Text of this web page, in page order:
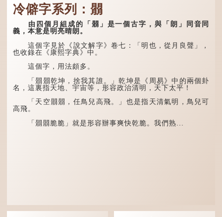
清·徐珂《清稗類鈔．
盜賊類．掱手》記載：「滬
人呼翦綹賊曰掱手，猶言扒
手也，亦曰癟三碼子。」
其中「翦綹」即剪斷他
人衣帶以竊取錢物，是小偷
的舊稱。而「掱手」也就是
手多多，擅自拿別人東西的
意思了...
「叒」（音：若）原是
稱。 《說文解字·叒部》：
「叒，日初出東方湯谷所登
冷僻字系列：朤
由四個月組成的「朤」是一個古字，與「朗」同音同
義，本意是明亮晴朗。
這個字見於《說文解字》卷七：「明也，從月良聲」，
也收錄在《康熙字典》中。
這個字，用法頗多。
「朤朤乾坤，捨我其誰。」乾坤是《周易》中的兩個卦
名，這裏指天地、宇宙等，形容政治清明，天下太平！
「天空朤朤，任鳥兒高飛。」也是指天清氣明，鳥兒可
高飛。
「朤朤脆脆」就是形容辦事爽快乾脆。我們熟...